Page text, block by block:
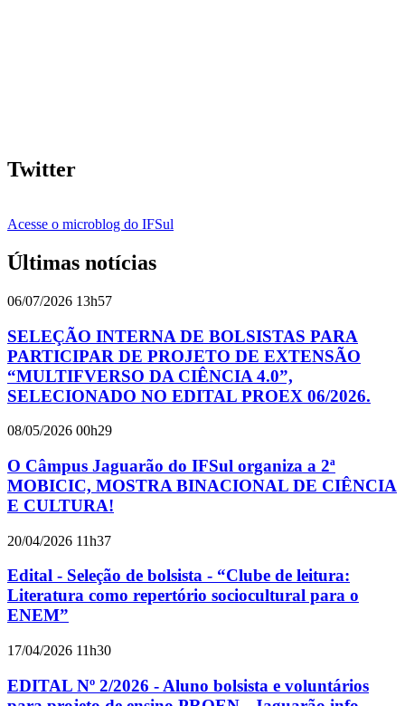
Twitter
Acesse o microblog do IFSul
Últimas notícias
06/07/2026 13h57
SELEÇÃO INTERNA DE BOLSISTAS PARA
PARTICIPAR DE PROJETO DE EXTENSÃO
“MULTIFVERSO DA CIÊNCIA 4.0”,
SELECIONADO NO EDITAL PROEX 06/2026.
08/05/2026 00h29
O Câmpus Jaguarão do IFSul organiza a 2ª
MOBICIC, MOSTRA BINACIONAL DE CIÊNCIA
E CULTURA!
20/04/2026 11h37
Edital - Seleção de bolsista - “Clube de leitura:
Literatura como repertório sociocultural para o
ENEM”
17/04/2026 11h30
EDITAL Nº 2/2026 - Aluno bolsista e voluntários